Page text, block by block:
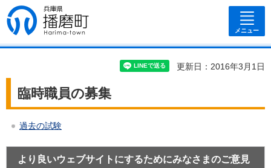
兵庫県 播磨
町
メニュー
更新日：2016年3月1日
臨時職員の募集
過去の試験
より良いウェブサイトにするためにみなさまのご意見